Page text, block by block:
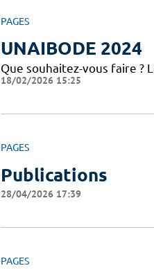
PAGES
UNAIBODE 2024
Que souhaitez-vous faire ?
18/02/2026 15:25
PAGES
Publications
28/04/2026 17:39
PAGES